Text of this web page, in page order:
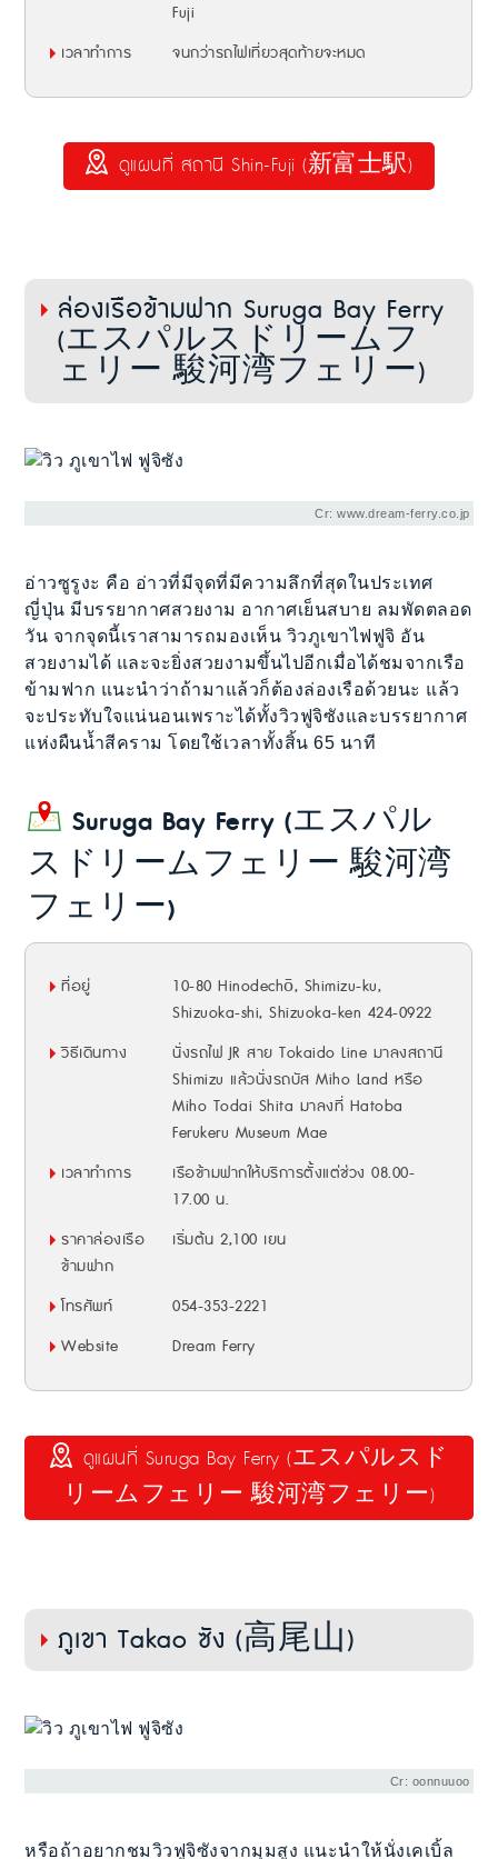
Fuji
เวลาทำการ
จนกว่ารถไฟเที่ยวสุดท้ายจะหมด
ดูแผนที่ สถานี Shin-Fuji (新富士駅)
ล่องเรือข้ามฟาก Suruga Bay Ferry
(エスパルスドリームフ
ェリー 駿河湾フェリー)
Cr: www.dream-ferry.co.jp
อ่าวซูรูงะ คือ อ่าวที่มีจุดที่มีความลึกที่สุดในประเทศ
ญี่ปุ่น มีบรรยากาศสวยงาม อากาศเย็นสบาย ลมพัดตลอด
วัน จากจุดนี้เราสามารถมองเห็น วิวภูเขาไฟฟูจิ อัน
สวยงามได้ และจะยิ่งสวยงามขึ้นไปอีกเมื่อได้ชมจากเรือ
ข้ามฟาก แนะนำว่าถ้ามาแล้วก็ต้องล่องเรือด้วยนะ แล้ว
จะประทับใจแน่นอนเพราะได้ทั้งวิวฟูจิซังและบรรยากาศ
แห่งผืนน้ำสีคราม โดยใช้เวลาทั้งสิ้น 65 นาที
Suruga Bay Ferry (エスパル
スドリームフェリー 駿河湾
フェリー)
ที่อยู่
10-80 Hinodechō, Shimizu-ku,
Shizuoka-shi, Shizuoka-ken 424-0922
วิธีเดินทาง
นั่งรถไฟ JR สาย Tokaido Line มาลงสถานี
Shimizu แล้วนั่งรถบัส Miho Land หรือ
Miho Todai Shita มาลงที่ Hatoba
Ferukeru Museum Mae
เวลาทำการ
เรือข้ามฟากให้บริการตั้งแต่ช่วง 08.00-
17.00 น.
ราคาล่องเรือ
ข้ามฟาก
เริ่มต้น 2,100 เยน
โทรศัพท์
054-353-2221
Website
Dream Ferry
ดูแผนที่ Suruga Bay Ferry (エスパルスド
リームフェリー 駿河湾フェリー)
ภูเขา Takao ซัง (高尾山)
Cr: oonnuuoo
หรือถ้าอยากชมวิวฟูจิซังจากมุมสูง แนะนำให้นั่งเคเบิ้ล